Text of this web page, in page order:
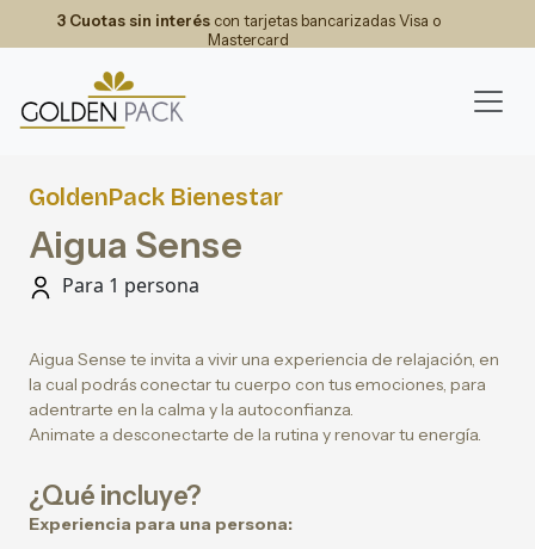
3 Cuotas sin interéscon tarjetas bancarizadas Visa o
Mastercard
GoldenPack Bienestar
Aigua Sense
Para 1 persona
Aigua Sense te invita a vivir una experiencia de relajación, en
la cual podrás conectar tu cuerpo con tus emociones, para
adentrarte en la calma y la autoconfianza.
Animate a desconectarte de la rutina y renovar tu energía.
¿Qué incluye?
Experiencia para una persona: